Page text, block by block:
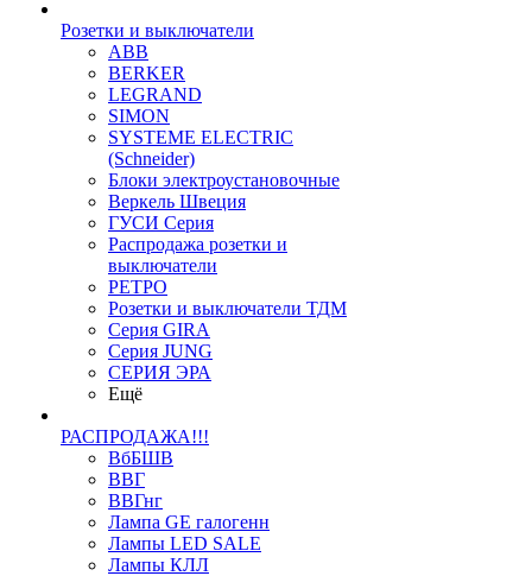
Розетки и выключатели
ABB
BERKER
LEGRAND
SIMON
SYSTEME ELECTRIC
(Schneider)
Блоки электроустановочные
Веркель Швеция
ГУСИ Серия
Распродажа розетки и
выключатели
РЕТРО
Розетки и выключатели ТДМ
Серия GIRA
Серия JUNG
СЕРИЯ ЭРА
Ещё
РАСПРОДАЖА!!!
ВбБШВ
ВВГ
ВВГнг
Лампа GE галогенн
Лампы LED SALE
Лампы КЛЛ